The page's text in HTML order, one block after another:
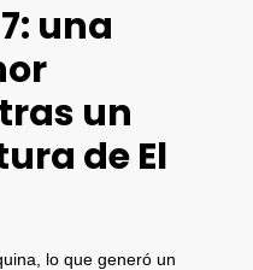
una
un
de El
lo que generó un